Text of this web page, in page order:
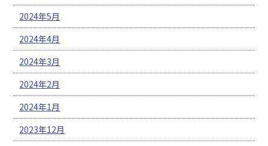
2024年5月
2024年4月
2024年3月
2024年2月
2024年1月
2023年12月